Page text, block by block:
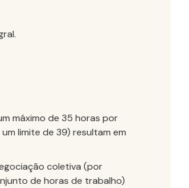
máximo de 35 horas por
limite de 39) resultam em
coletiva (por
de horas de trabalho)